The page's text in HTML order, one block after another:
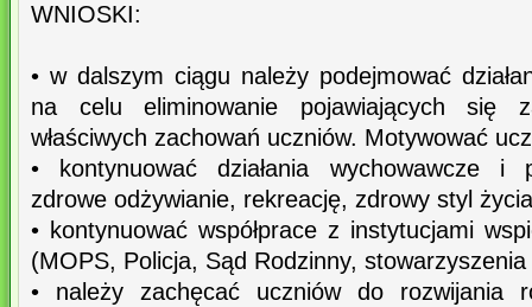
WNIOSKI:
• w dalszym ciągu należy podejmować
na celu eliminowanie pojawiających się
właściwych zachowań uczniów. Motywować
• kontynuować działania wychowawcze i
zdrowe odżywianie, rekreację, zdrowy styl
• kontynuować współprace z instytucjami
(MOPS, Policja, Sąd Rodzinny,
• należy zachęcać uczniów do rozwijania